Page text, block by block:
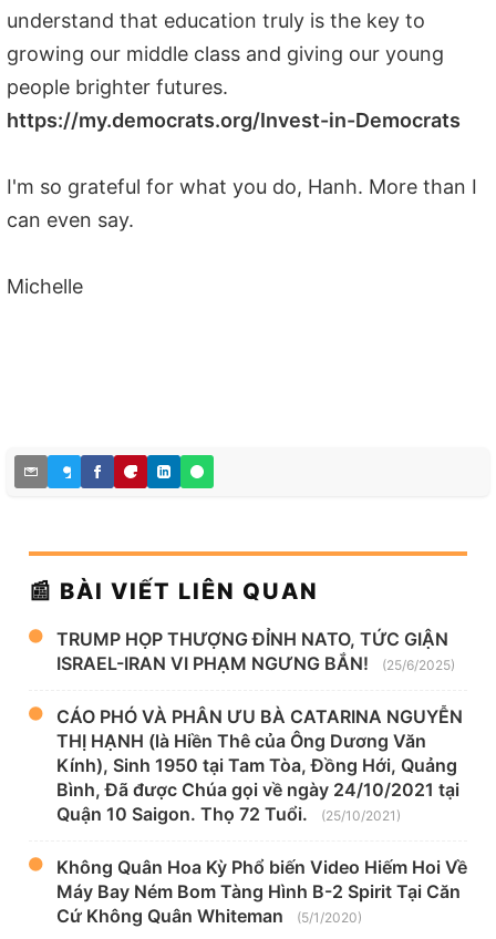
understand that education truly is the key to
growing our middle class and giving our young
people brighter futures.
https://my.democrats.org/Invest-in-Democrats
I'm so grateful for what you do, Hanh. More than I
can even say.
Michelle
📰 BÀI VIẾT LIÊN QUAN
TRUMP HỌP THƯỢNG ĐỈNH NATO, TỨC GIẬN
ISRAEL-IRAN VI PHẠM NGƯNG BẮN!
(25/6/2025)
CÁO PHÓ VÀ PHÂN ƯU BÀ CATARINA NGUYỄN
THỊ HẠNH (là Hiền Thê của Ông Dương Văn
Kính), Sinh 1950 tại Tam Tòa, Đồng Hới, Quảng
Bình, Đã được Chúa gọi về ngày 24/10/2021 tại
Quận 10 Saigon. Thọ 72 Tuổi.
(25/10/2021)
Không Quân Hoa Kỳ Phổ biến Video Hiếm Hoi Về
Máy Bay Ném Bom Tàng Hình B-2 Spirit Tại Căn
Cứ Không Quân Whiteman
(5/1/2020)